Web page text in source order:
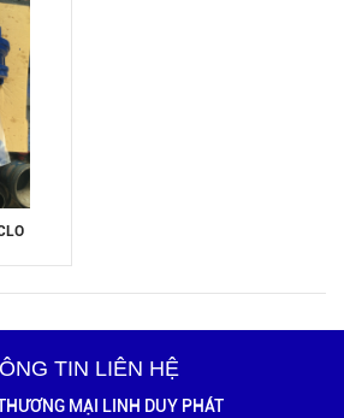
TIN LIÊN HỆ
MẠI LINH DUY PHÁT